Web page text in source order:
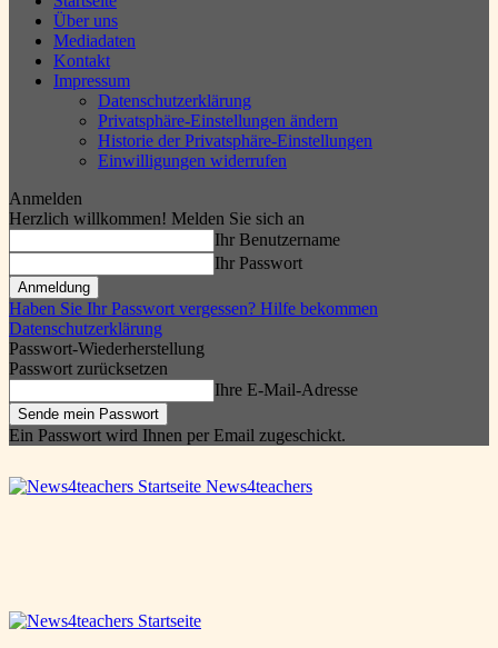
Über uns
Mediadaten
Kontakt
Impressum
Datenschutzerklärung
Privatsphäre-Einstellungen ändern
Historie der Privatsphäre-Einstellungen
Einwilligungen widerrufen
Anmelden
Herzlich willkommen! Melden Sie sich an
Ihr Benutzername
Ihr Passwort
Haben Sie Ihr Passwort vergessen? Hilfe bekommen
Datenschutzerklärung
Passwort-Wiederherstellung
Passwort zurücksetzen
Ihre E-Mail-Adresse
Ein Passwort wird Ihnen per Email zugeschickt.
News4teachers